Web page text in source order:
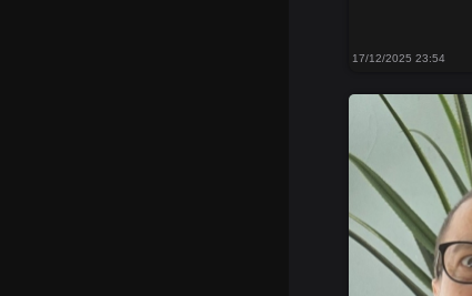
17/12/2025 23:54